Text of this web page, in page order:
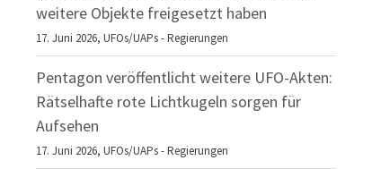
weitere Objekte freigesetzt haben
17. Juni 2026,UFOs/UAPs - Regierungen
Pentagon veröffentlicht weitere UFO-Akten:
Rätselhafte rote Lichtkugeln sorgen für
Aufsehen
17. Juni 2026,UFOs/UAPs - Regierungen